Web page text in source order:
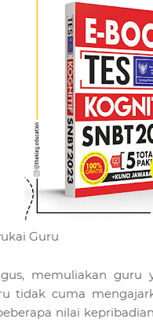
Guru
memuliakan guru
tidak cuma
nilai